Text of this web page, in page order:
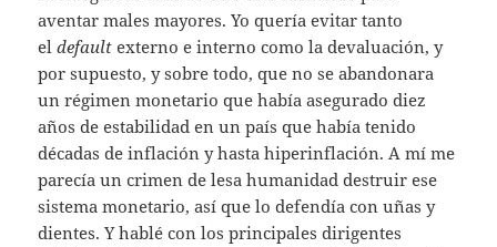
aventar males mayores. Yo quería evitar tanto
eldefault externo e interno como la devaluación, y
por supuesto, y sobre todo, que no se abandonara
un régimen monetario que había asegurado diez
años de estabilidad en un país que había tenido
décadas de inflación y hasta hiperinflación. A mí me
parecía un crimen de lesa humanidad destruir ese
sistema monetario, así que lo defendía con uñas y
dientes. Y hablé con los principales dirigentes